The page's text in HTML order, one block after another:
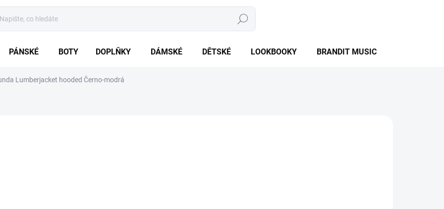
Hledat
PÁNSKÉ BOTY DOPLŇKY DÁMSKÉ DĚTSKÉ LOOKBOOKY BRANDIT MUSIC
Lumberjacket hooded Černo-modrá